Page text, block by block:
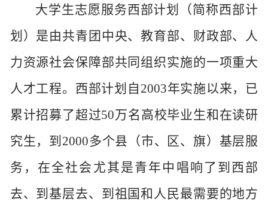
大学生志愿服务西部计划（简称西部计
划）是由共青团中央、教育部、财政部、人
力资源社会保障部共同组织实施的一项重大
人才工程。西部计划自 2003年实施以来，已
累计招募了超过50万名高校毕业生和在读研
究生，到2000多个县（市、区、旗）基层服
务，在全社会尤其是青年中唱响了到西部
去、到基层去、到祖国和人民最需要的地方